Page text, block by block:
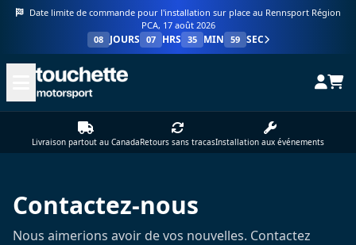
Date limite de commande pour l'installation sur place au Rennsport Région
PCA, 17 août 2026
08
JOURS 07 HRS 35 MIN 59 SEC
Livraison partout au CanadaRetours sans tracasInstallation aux événements
Contactez-nous
Nous aimerions avoir de vos nouvelles. Contactez